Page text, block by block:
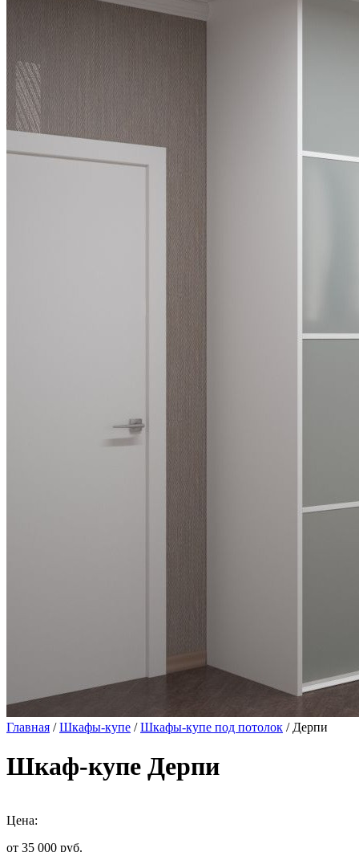
Главная /Шкафы-купе /Шкафы-купе под потолок / Дерпи
Шкаф-купе Дерпи
Цена:
от 35 000 руб.